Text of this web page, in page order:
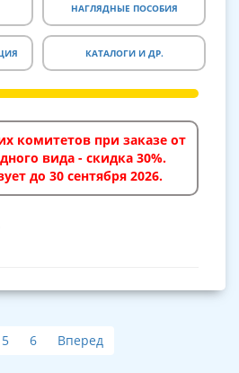
НАГЛЯДНЫЕ ПОСОБИЯ
КАТАЛОГИ И ДР.
комитетов при заказе от
вида - скидка 30%.
до 30 сентября 2026.
5 6 Вперед